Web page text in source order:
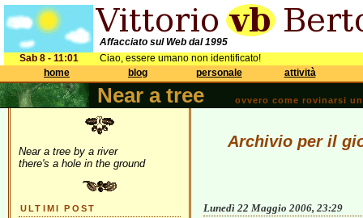
Affacciato sul Web dal 1995
Sab 8 - 11:01
Ciao, essere umano non identificato!
home
blog personale attività
Near a tree ovvero come rovinarsi
Near a tree by a river
there's a hole in the ground
ULTIMI POST
Archivio per il
Lunedì 22 Maggio 2006, 23:29